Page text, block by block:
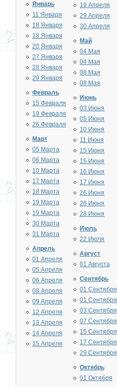
Январь
11 Января
18 Января
18 Января
20 Января
27 Января
28 Января
29 Января
Февраль
15 Февраля
19 Февраля
26 Февраля
Март
05 Марта
06 Марта
10 Марта
17 Марта
18 Марта
19 Марта
19 Марта
30 Марта
31 Марта
Апрель
01 Апреля
05 Апреля
06 Апреля
08 Апреля
09 Апреля
12 Апреля
13 Апреля
14 Апреля
15 Апреля
19 Апреля
29 Апреля
30 Апреля
Май
04 Мая
04 Мая
08 Мая
08 Мая
Июнь
03 Июня
05 Июня
10 Июня
11 Июня
15 Июня
15 Июня
16 Июня
17 Июня
26 Июня
26 Июня
28 Июня
Июль
22 Июля
Август
01 Августа
Сентябрь
01 Сентября
01 Сентября
03 Сентября
07 Сентября
15 Сентября
17 Сентября
29 Сентября
Октябрь
01 Октября